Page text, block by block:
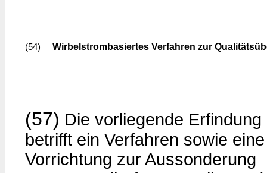
(54) Wirbelstrombasiertes Verfahren zur
(57) Die vorliegende Erfindung
betrifft ein Verfahren sowie eine
Vorrichtung zur Aussonderung